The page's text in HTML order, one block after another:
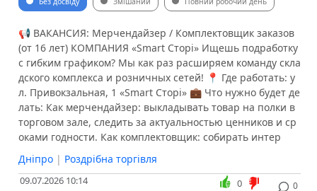
📢 ВАКАНСИЯ: Мерчендайзер / Комплектовщик заказов
(от 16 лет) КОМПАНИЯ «Smart Сторі» Ищешь подработку
с гибким графиком? Мы как раз расширяем команду скла
дского комплекса и розничных сетей! 📍 Где работать: у
л. Привокзальная, 1 «Smart Сторі» 💼 Что нужно будет де
лать: Как мерчендайзер: выкладывать товар на полки в
торговом зале, следить за актуальностью ценников и ср
оками годности. Как комплектовщик: собирать интер
Дніпро | Роздрібна торгівля
09.07.2026 10:14 0
0